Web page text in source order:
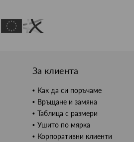
За клиента
Как да си поръчаме
Връщане и замяна
Таблица с размери
Ушито по мярка
Корпоративни клиенти